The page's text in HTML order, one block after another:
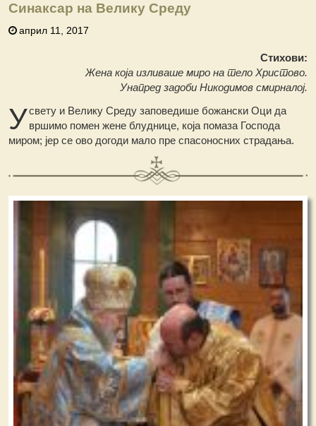
Синаксар на Велику Среду
април 11, 2017
Стихови:
Жена која изливаше миро на тело Христово.
Унапред задоби Никодимов смирналој.
Усвету и Велику Среду заповедише божански Оци да
вршимо помен жене блуднице, која помаза Господа
миром; јер се ово догоди мало пре спасоносних страдања.